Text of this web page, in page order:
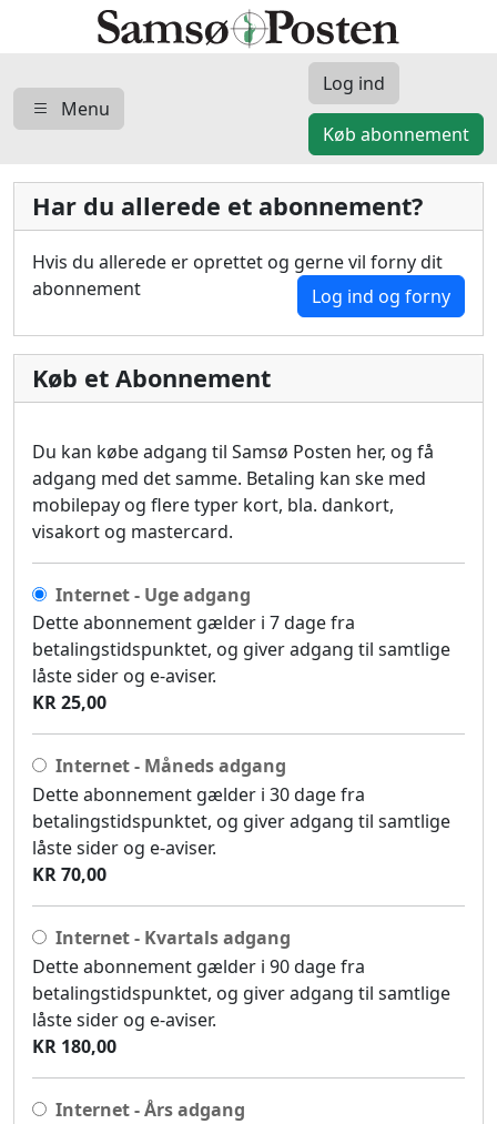
Menu
Log ind
Køb abonnement
Har du allerede et abonnement?
Hvis du allerede er oprettet og gerne vil forny dit
abonnement
Log ind og forny
Køb et Abonnement
Du kan købe adgang til Samsø Posten her, og få
adgang med det samme. Betaling kan ske med
mobilepay og flere typer kort, bla. dankort,
visakort og mastercard.
Internet - Uge adgang
Dette abonnement gælder i 7 dage fra
betalingstidspunktet, og giver adgang til samtlige
låste sider og e-aviser.
KR 25,00
Internet - Måneds adgang
Dette abonnement gælder i 30 dage fra
betalingstidspunktet, og giver adgang til samtlige
låste sider og e-aviser.
KR 70,00
Internet - Kvartals adgang
Dette abonnement gælder i 90 dage fra
betalingstidspunktet, og giver adgang til samtlige
låste sider og e-aviser.
KR 180,00
Internet - Års adgang